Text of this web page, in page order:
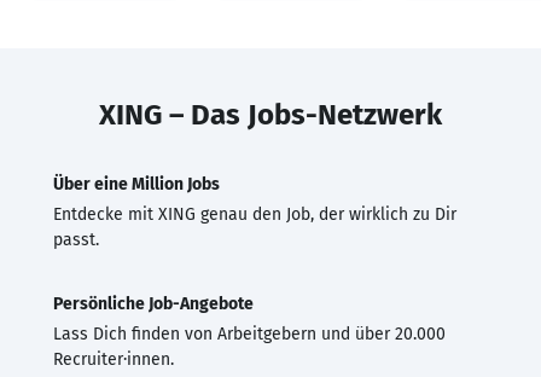
XING – Das Jobs-Netzwerk
Über eine Million Jobs
Entdecke mit XING genau den Job, der wirklich zu Dir
passt.
Persönliche Job-Angebote
Lass Dich finden von Arbeitgebern und über 20.000
Recruiter·innen.